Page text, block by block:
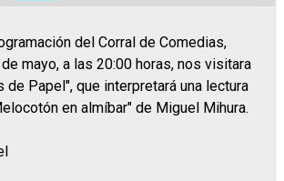
del Corral de Comedias,
mayo, a las 20:00 horas, nos visitara
de Papel", que interpretará una lectura
en almíbar" de Miguel Mihura.